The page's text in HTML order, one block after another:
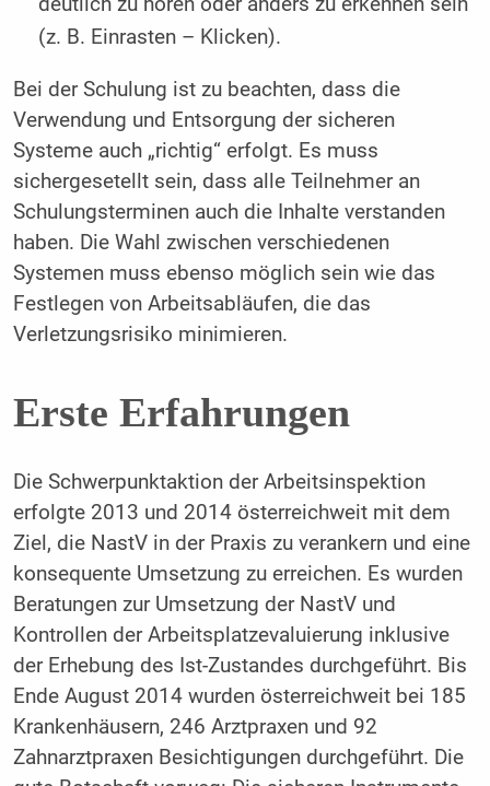
(z. B. Einrasten – Klicken).
Bei der Schulung ist zu beachten, dass die
Verwendung und Entsorgung der sicheren
Systeme auch „richtig“ erfolgt. Es muss
sichergesetellt sein, dass alle Teilnehmer an
Schulungsterminen auch die Inhalte verstanden
haben. Die Wahl zwischen verschiedenen
Systemen muss ebenso möglich sein wie das
Festlegen von Arbeitsabläufen, die das
Verletzungsrisiko minimieren.
Erste Erfahrungen
Die Schwerpunktaktion der Arbeitsinspektion
erfolgte 2013 und 2014 österreichweit mit dem
Ziel, die NastV in der Praxis zu verankern und eine
konsequente Umsetzung zu erreichen. Es wurden
Beratungen zur Umsetzung der NastV und
Kontrollen der Arbeitsplatzevaluierung inklusive
der Erhebung des Ist-Zustandes durchgeführt. Bis
Ende August 2014 wurden österreichweit bei 185
Krankenhäusern, 246 Arztpraxen und 92
Zahnarztpraxen Besichtigungen durchgeführt. Die